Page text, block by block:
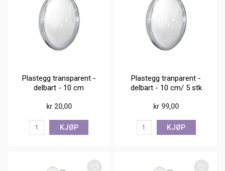
Plastegg transparent -
delbart - 10 cm
kr 20,00
KJØP
Plastegg tranparent -
delbart - 10 cm/ 5 stk
kr 99,00
KJØP